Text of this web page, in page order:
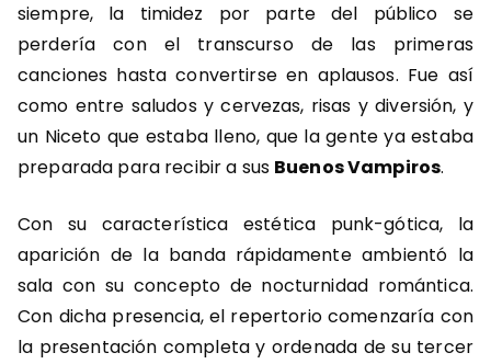
siempre, la timidez por parte del público se
perdería con el transcurso de las primeras
canciones hasta convertirse en aplausos. Fue así
como entre saludos y cervezas, risas y diversión, y
un Niceto que estaba lleno, que la gente ya estaba
preparada para recibir a sus Buenos Vampiros.
Con su característica estética punk-gótica, la
aparición de la banda rápidamente ambientó la
sala con su concepto de nocturnidad romántica.
Con dicha presencia, el repertorio comenzaría con
la presentación completa y ordenada de su tercer